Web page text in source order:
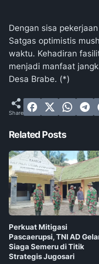
Dengan sisa
Satgas optimistis
waktu. Kehadiran
menjadi manfaat
Desa Brabe. (*)
Related Posts
Perkuat Mitigasi
Pascaerupsi, TNI AD
Siaga Semeru di Titik
Strategis Jugosari